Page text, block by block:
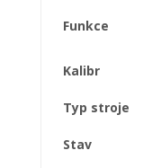
Funkce
Kalibr
Typ stroje
Stav